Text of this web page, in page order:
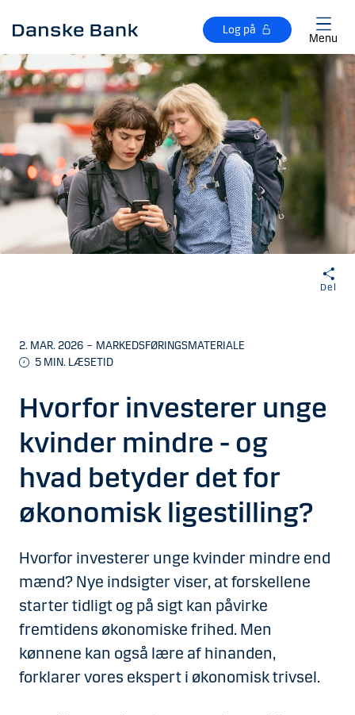
Log på
Menu
Del
2. MAR. 2026 – MARKEDSFØRINGSMATERIALE
5 MIN. LÆSETID
Hvorfor investerer unge
kvinder mindre - og
hvad betyder det for
økonomisk ligestilling?
Hvorfor investerer unge kvinder mindre end
mænd? Nye indsigter viser, at forskellene
starter tidligt og på sigt kan påvirke
fremtidens økonomiske frihed. Men
kønnene kan også lære af hinanden,
forklarer vores ekspert i økonomisk trivsel.